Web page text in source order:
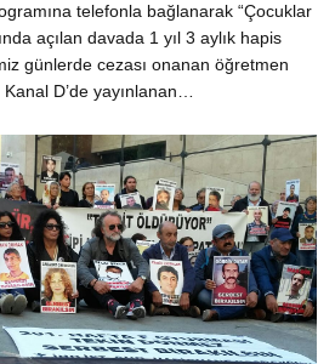
telefonla bağlanarak “Çocuklar
açılan davada 1 yıl 3 aylık hapis
günlerde cezası onanan öğretmen
D’de yayınlanan…